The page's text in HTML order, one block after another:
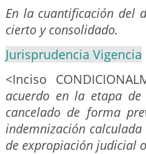
En la cuantificación del
cierto y consolidado.
Jurisprudencia Vigencia
<Inciso
acuerdo en la etapa
cancelado de forma
indemnización
de expropiación judicial